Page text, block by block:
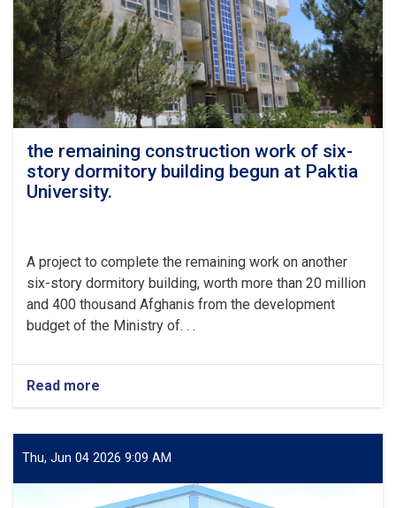
University.
the remaining construction work of six-
story dormitory building begun at Paktia
University.
A project to complete the remaining work on another
six-story dormitory building, worth more than 20 million
and 400 thousand Afghanis from the development
budget of the Ministry of. . .
Read more
the
construction
work
Thu, Jun 04 2026 9:09 AM